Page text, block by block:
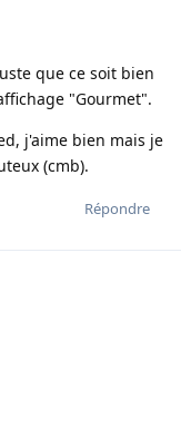
que ce soit bien
"Gourmet".
j'aime bien mais je
(cmb).
Répondre